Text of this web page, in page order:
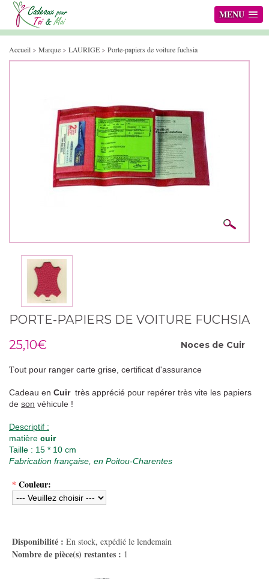
MENU
Accueil> Marque> LAURIGE> Porte-papiers de voiture fuchsia
PORTE-PAPIERS DE VOITURE FUCHSIA
25,10€
Noces de Cuir
Tout pour ranger carte grise, certificat d'assurance
Cadeau en Cuir très apprécié pour repérer très vite les papiers
de son véhicule !
Descriptif :
matière cuir
Taille : 15 * 10 cm
Fabrication française, en Poitou-Charentes
* Couleur:
Disponibilité : En stock, expédié le lendemain
Nombre de pièce(s) restantes : 1